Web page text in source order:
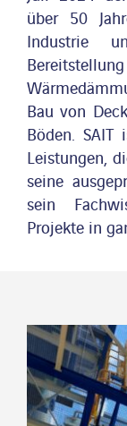
über 50
Industrie
Bau von
Böden.
Leistungen,
seine
sein
Projekte in